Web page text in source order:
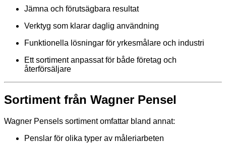
Jämna och förutsägbara resultat
Verktyg som klarar daglig användning
Funktionella lösningar för yrkesmålare och industri
Ett sortiment anpassat för både företag och
återförsäljare
Sortiment från Wagner Pensel
Wagner Pensels sortiment omfattar bland annat:
Penslar för olika typer av måleriarbeten